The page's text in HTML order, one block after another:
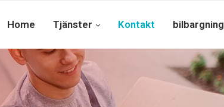
Home Tjänster Kontakt bilbargning